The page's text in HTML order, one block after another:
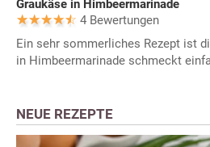
Graukäse in Himbeermarinade
4 Bewertungen
Ein sehr sommerliches Rezept ist
in Himbeermarinade schmeckt
NEUE REZEPTE